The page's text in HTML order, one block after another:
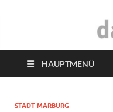
das
HAUPTMENÜ
STADT MARBURG